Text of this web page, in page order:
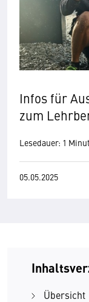
Infos für
zum
Lesedauer: 1
05.05.2025
Übersicht